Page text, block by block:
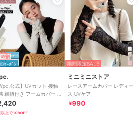
め割
ｸｰﾎﾟﾝ
Wpc.公式】UVカット 接触
親指付き アームカバー ロ
丈 おしゃれ レディース
以上で10%OFF
期間限定SALE
ミニミニストア
レースアームカバー レディー
ス UVケア
¥990